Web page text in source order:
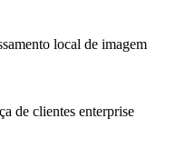
local de imagem
de clientes enterprise